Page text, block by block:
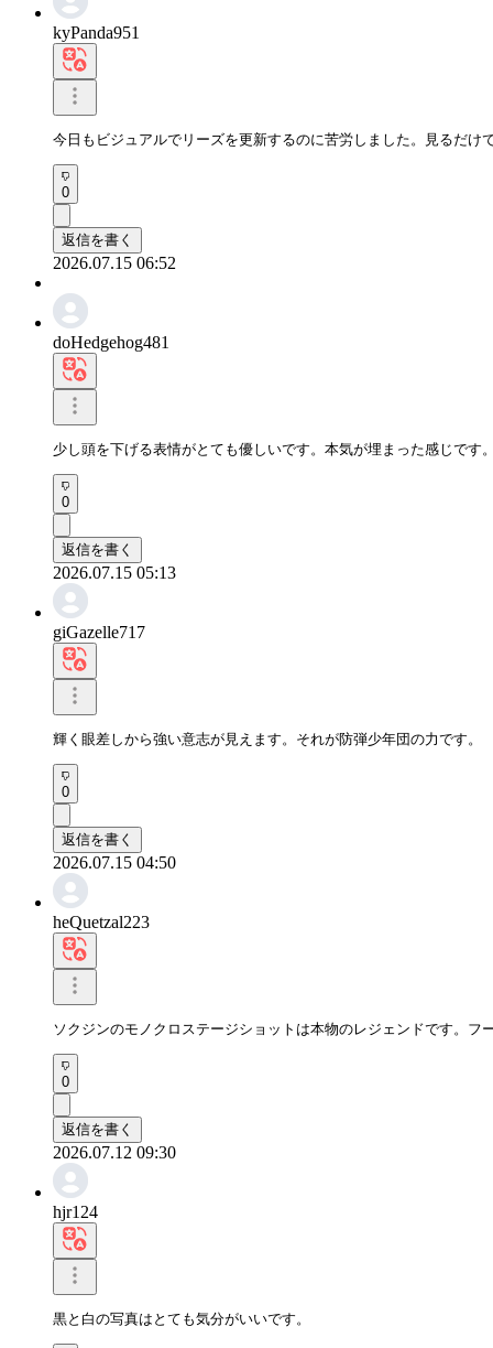
kyPanda951
今日もビジュアルでリーズを更新するのに苦労しました。見るだけ
0
返信を書く
2026.07.15 06:52
doHedgehog481
少し頭を下げる表情がとても優しいです。本気が埋まった感じです
0
返信を書く
2026.07.15 05:13
giGazelle717
輝く眼差しから強い意志が見えます。それが防弾少年団の力です。
0
返信を書く
2026.07.15 04:50
heQuetzal223
ソクジンのモノクロステージショットは本物のレジェンドです。
0
返信を書く
2026.07.12 09:30
hjr124
黒と白の写真はとても気分がいいです。